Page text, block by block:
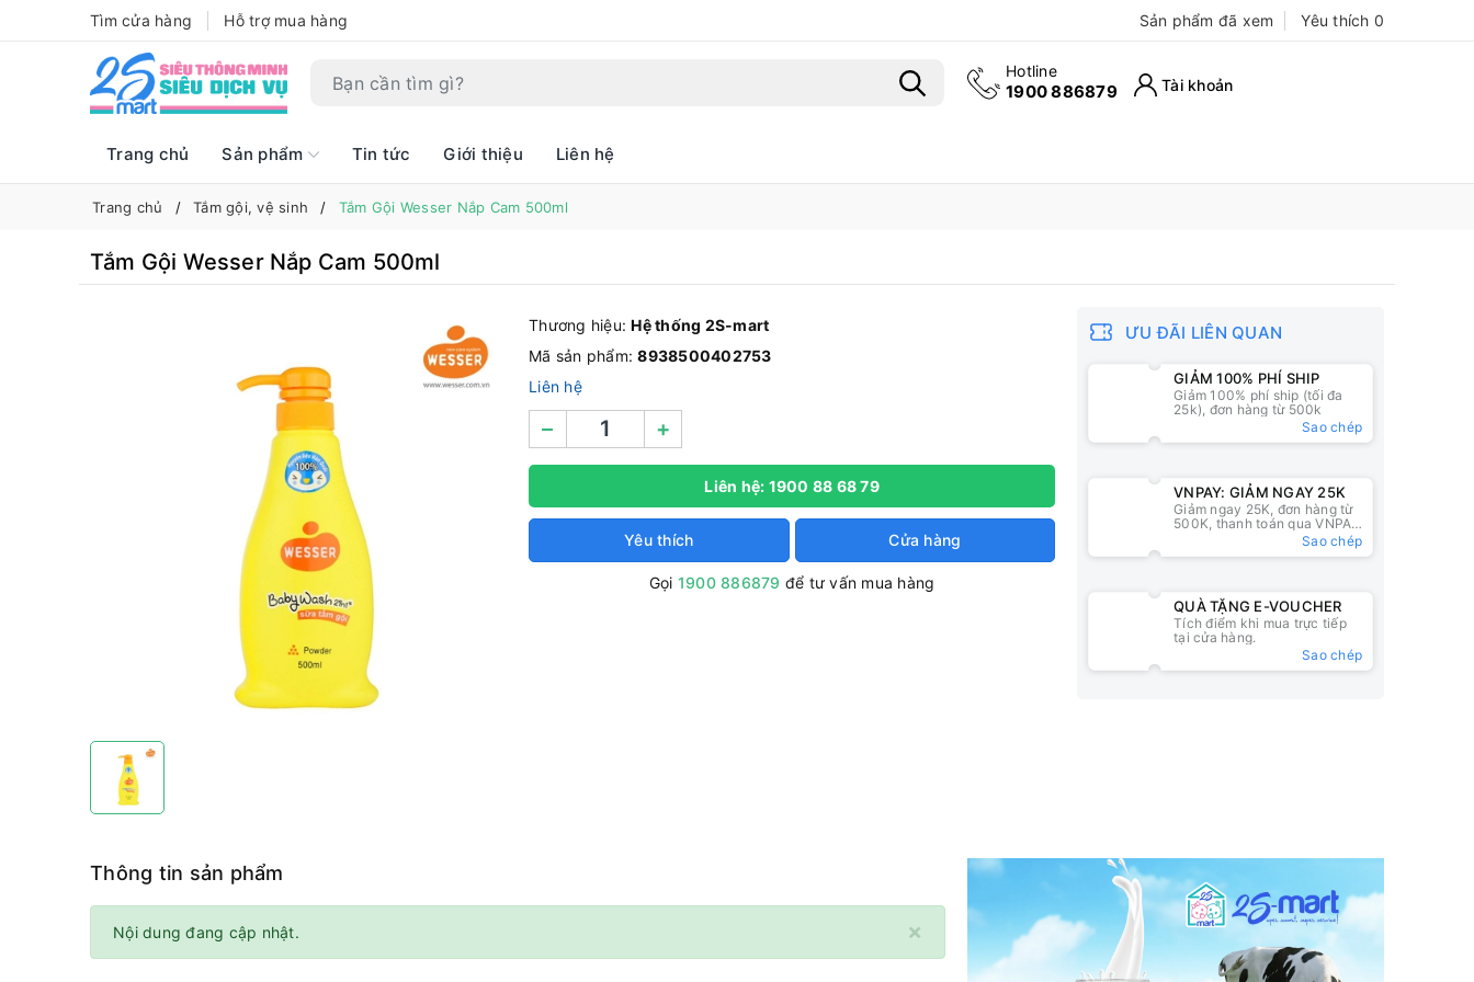
Tìm cửa hàng Hỗ trợ mua hàng Sản phẩm đã xem Yêu thích 0
Hotline
1900 886879 Tài khoản
Trang chủ Sản phẩm Tin tức Giới thiệu Liên hệ
Trang chủ Tắm gội, vệ sinh Tắm Gội Wesser Nắp Cam 500ml
Tắm Gội Wesser Nắp Cam 500ml
Thương hiệu:Hệ thống 2S-mart
Mã sản phẩm:8938500402753
Liên hệ
– +
Liên hệ: 1900 88 68 79
Yêu thích Cửa hàng
Gọi 1900 886879 để tư vấn mua hàng
ƯU ĐÃI LIÊN QUAN
GIẢM 100% PHÍ SHIP
Giảm 100% phí ship (tối đa
25k), đơn hàng từ 500k
Sao chép
VNPAY: GIẢM NGAY 25K
Giảm ngay 25K, đơn hàng từ
500K, thanh toán qua VNPAY
Sao chép
QUÀ TẶNG E-VOUCHER
Tích điểm khi mua trực tiếp
tại cửa hàng.
Sao chép
Thông tin sản phẩm
×
Nội dung đang cập nhật.